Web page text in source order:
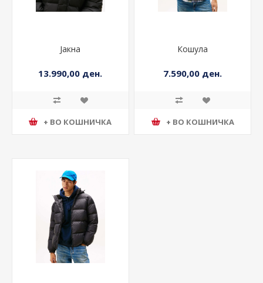
Јакна
13.990,00 ден.
+ ВО КОШНИЧКА
Кошула
7.590,00 ден.
+ ВО КОШНИЧКА